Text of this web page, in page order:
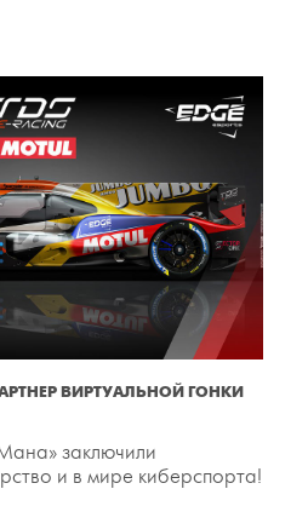
ВИРТУАЛЬНОЙ ГОНКИ
заключили
и в мире киберспорта!